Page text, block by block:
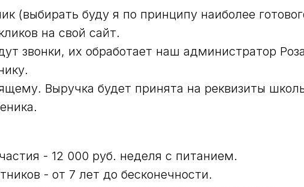
(выбирать буду я по принципу наиболее
на свой сайт.
звонки, их обработает наш администратор
Выручка будет принята на реквизиты
- 12 000 руб. неделя с питанием.
- от 7 лет до бесконечности.